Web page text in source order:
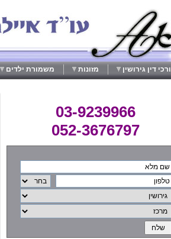
דין גירושין מזונות משמורת ילדים
03-9239966
052-3676797